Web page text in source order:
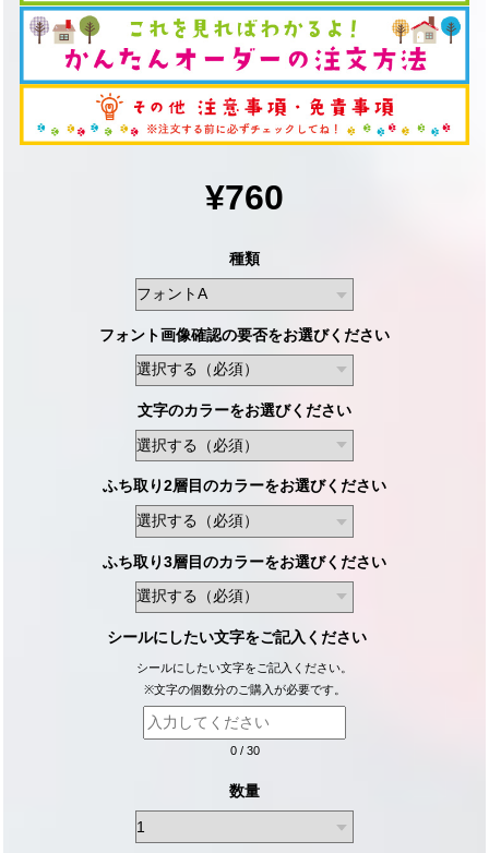
¥760
種類
フォント画像確認の要否をお選びください
文字のカラーをお選びください
ふち取り2層目のカラーをお選びください
ふち取り3層目のカラーをお選びください
シールにしたい文字をご記入ください
シールにしたい文字をご記入ください。
※文字の個数分のご購入が必要です。
0/ 30
数量